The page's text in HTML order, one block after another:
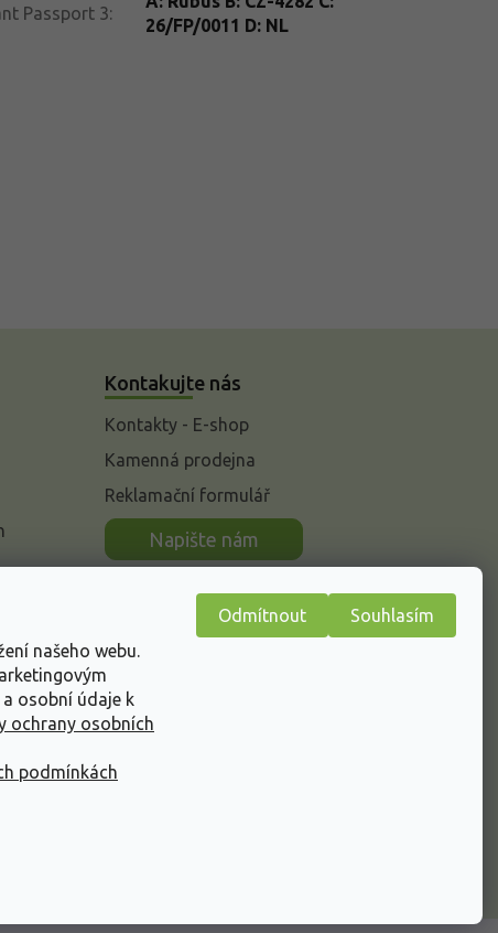
našeho webu.
osobní údaje k
ochrany osobních
podmínkách
Odmítnout Souhlasím
Passport 3:
26/FP/0011 D: NL
Kontakujte nás
Kontakty - E-shop
Kamenná prodejna
Reklamační formulář
Napište nám